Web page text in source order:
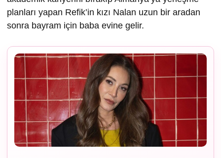
planları yapan Refik’in kızı Nalan uzun bir aradan
sonra bayram için baba evine gelir.